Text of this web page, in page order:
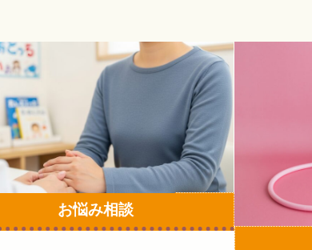
お悩み相談
カ